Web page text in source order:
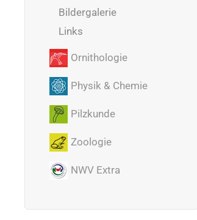
Bildergalerie
Links
Ornithologie
Physik & Chemie
Pilzkunde
Zoologie
NWV Extra